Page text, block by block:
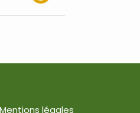
Mentions légales